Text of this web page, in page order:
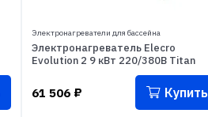
Электронагреватели для бассейна
Электронагреватель Elecro
Evolution 2 9 кВт 220/380В Titan
61 506 ₽ Купить